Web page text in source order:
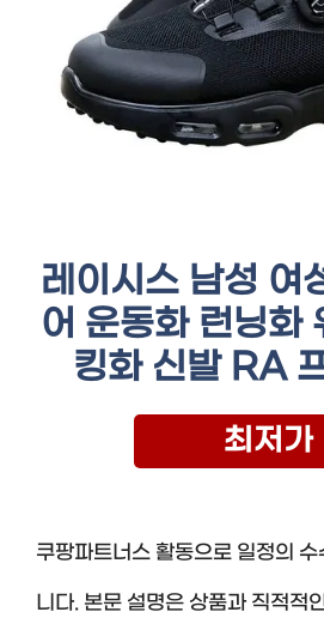
레이시스 남성 여
어 운동화 런닝화
킹화 신발 RA
최저가
쿠팡파트너스 활동으로 일정의
니다. 본문 설명은 상품과 직적적